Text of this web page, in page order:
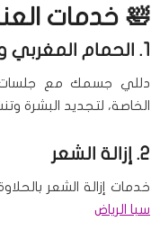
🛀 خدمات
1. الحمام المغربي والملكي
دللي جسمك مع جلسات
الخاصة، لتجديد البشرة
2. إزالة الشعر
خدمات إزالة الشعر
سبا الرياض